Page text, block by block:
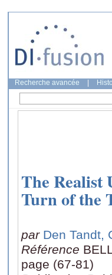
Recherche avancée
The Realist
Turn of the
par Den Tandt,
Référence
page (67-81)